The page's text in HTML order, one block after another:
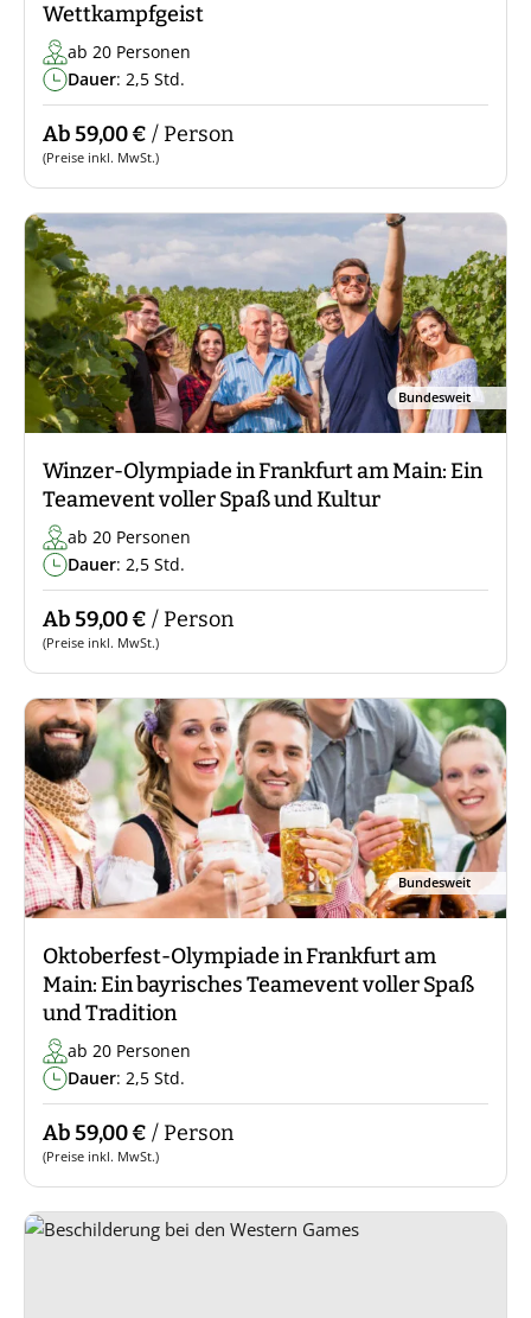
Wettkampfgeist
ab 20 Personen
Dauer: 2,5 Std.
Ab 59,00 € / Person
(Preise inkl. MwSt.)
Bundesweit
Winzer-Olympiade in Frankfurt am Main: Ein
Teamevent voller Spaß und Kultur
ab 20 Personen
Dauer: 2,5 Std.
Ab 59,00 € / Person
(Preise inkl. MwSt.)
Bundesweit
Oktoberfest-Olympiade in Frankfurt am
Main: Ein bayrisches Teamevent voller Spaß
und Tradition
ab 20 Personen
Dauer: 2,5 Std.
Ab 59,00 € / Person
(Preise inkl. MwSt.)